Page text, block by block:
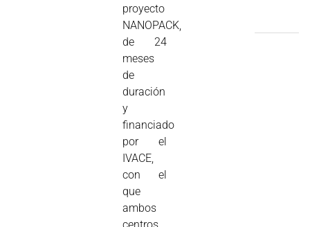
proyecto
NANOPACK,
de 24
meses
de
duración
y
financiado
por el
IVACE,
con el
que
ambos